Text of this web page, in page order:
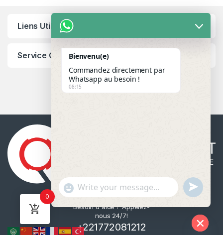
Liens Utiles
Service Client
Besoin d'aide ? Appelez-
nous 24/7!
+221772081212
0
Bienvenu(e)
Commandez directement par
Whatsapp au besoin !
08:15
"
+
c
a
WhatsApp Message
u
n
d